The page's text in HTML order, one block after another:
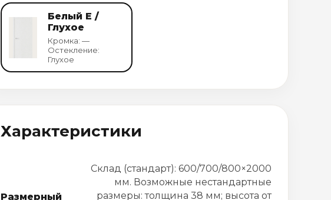
Белый Е /
Глухое
Кромка: —
Остекление:
Глухое
Характеристики
Размерный
Склад (стандарт): 600/700/800×2000
мм. Возможные нестандартные
размеры: толщина 38 мм; высота от